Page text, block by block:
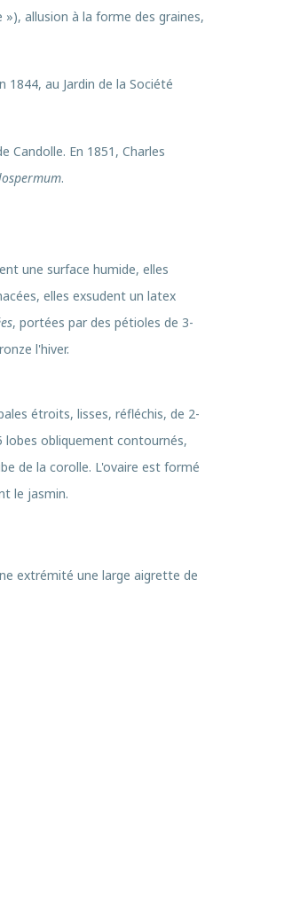
»), allusion à la forme des graines,
au Jardin de la Société
Candolle. En 1851, Charles
.
une surface humide, elles
elles exsudent un latex
, portées par des pétioles de 3-
l'hiver.
étroits, lisses, réfléchis, de 2-
obliquement contournés,
de la corolle. L'ovaire est formé
le jasmin.
extrémité une large aigrette de